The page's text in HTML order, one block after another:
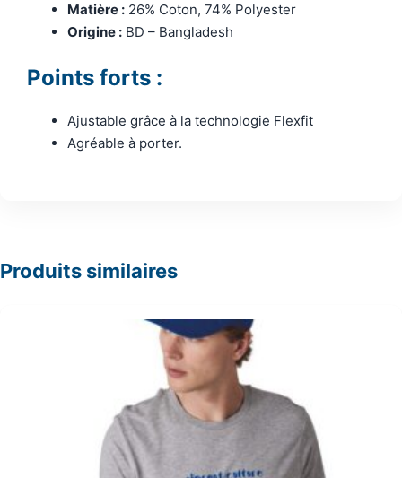
Matière : 26% Coton, 74% Polyester
Origine : BD – Bangladesh
Points forts :
Ajustable grâce à la technologie Flexfit
Agréable à porter.
Produits similaires